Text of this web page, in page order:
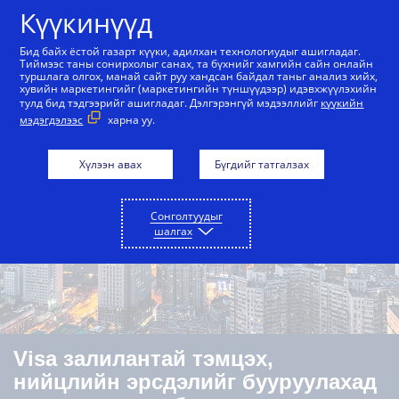
Тойм Боломж бололцоо Хэрэглэх
Visa залилантай тэмцэх,
нийцлийн эрсдэлийг бууруулахад
Күүкинүүд
Бид байх ёстой газарт күүки, адилхан технологиудыг ашигладаг.
Тиймээс таны сонирхолыг санах, та бүхнийг хамгийн сайн онлайн
туршлага олгох, манай сайт руу хандсан байдал таньг анализ хийх,
хувийн маркетингийг (маркетингийн түншүүдээр) идэвхжүүлэхийн
тулд бид тэдгээрийг ашигладаг. Дэлгэрэнгүй мэдээллийг күүкийн
мэдэгдэлээс
харна уу.
Хүлээн авах Бүгдийг татгалзах
Сонголтуудыг
шалгах